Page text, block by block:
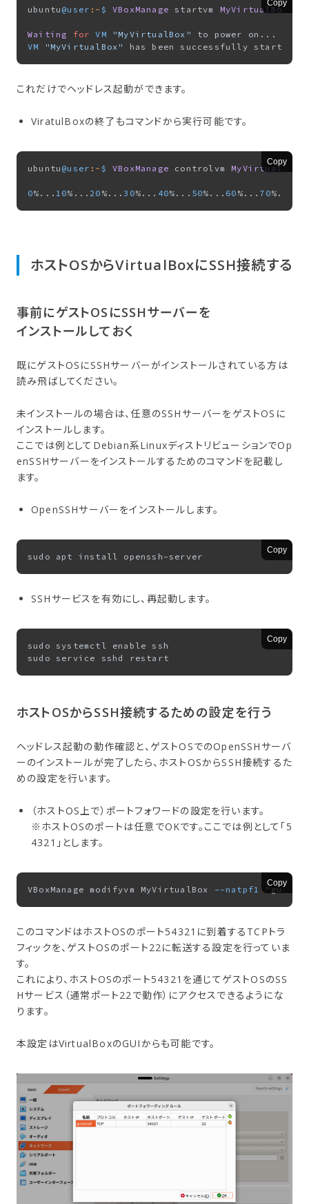
Copy
ubuntu @user :~ $ VBoxManage startvm MyVirtualBox
Waiting for VM "MyVirtualBox"
VM
"MyVirtualBox"
これだけでヘッドレス起動ができます。
ViratulBoxの終了もコマンドから実行可能です。
Copy
ubuntu @user :~ $ VBoxManage controlvm MyVirtualBox
0%...10%... 20 %... 30%... 40%... 50%... 60 %... 70%...
ホストOSから​VirtualBoxに​SSH接続する
事前に​ゲストOSに​SSHサーバーを​
インストールしておく
既にゲストOSにSSHサーバーがインストールされている方は
読み飛ばしてください。
未インストールの場合は、任意のSSHサーバーをゲストOSに
インストールします。
ここでは例としてDebian系LinuxディストリビューションでOp
enSSHサーバーをインストールするためのコマンドを記載し
ます。
OpenSSHサーバーをインストールします。
Copy
SSHサービスを有効にし、再起動します。
Copy
sudo systemctl enable ssh
ホストOSから​SSH接続する​ための​設定を​行う
ヘッドレス起動の動作確認と、ゲストOSでのOpenSSHサーバ
ーのインストールが完了したら、ホストOSからSSH接続するた
めの設定を行います。
（ホストOS上で）ポートフォワードの設定を行います。
※ホストOSのポートは任意でOKです。ここでは例として「5
4321」とします。
Copy
VBoxManage modifyvm MyVirtualBox --natpf1
このコマンドはホストOSのポート54321に到着するTCPトラ
フィックを、ゲストOSのポート22に転送する設定を行っていま
す。
これにより、ホストOSのポート54321を通じてゲストOSのSS
Hサービス（通常ポート22で動作）にアクセスできるようにな
ります。
本設定はVirtualBoxのGUIからも可能です。